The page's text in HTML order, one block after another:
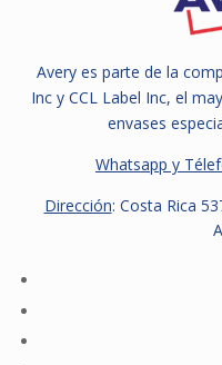
Avery es parte de la
Inc y CCL Label Inc, el
envases
Whatsapp y
Dirección: Costa Rica